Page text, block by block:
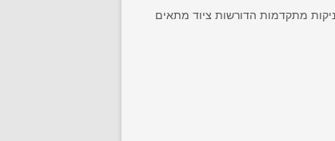
מתקדמות הדורשות ציוד מתאים